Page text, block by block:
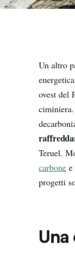
Un altro
ovest del
Teruel.
carbone
progetti